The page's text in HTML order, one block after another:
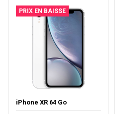
PRIX EN BAISSE
iPhone XR 64 Go